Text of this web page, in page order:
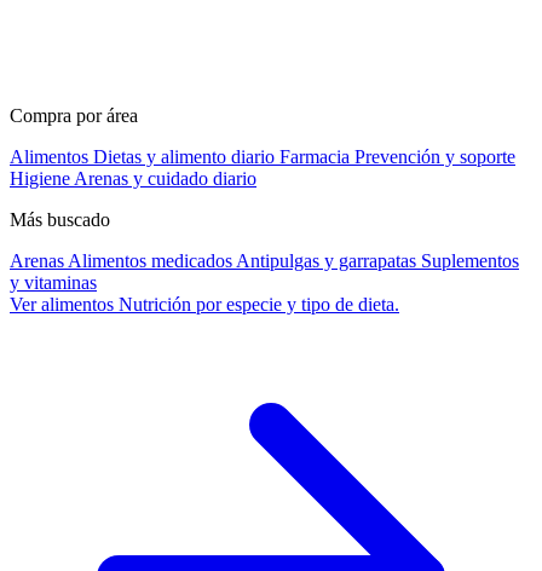
Compra por área
Alimentos Dietas y alimento diario Farmacia Prevención y soporte
Higiene Arenas y cuidado diario
Más buscado
Arenas Alimentos medicados Antipulgas y garrapatas Suplementos
y vitaminas
Ver alimentos Nutrición por especie y tipo de dieta.